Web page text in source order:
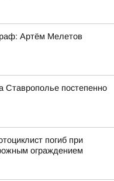
Артём Мелетов
Ставрополье постепенно
погиб при
ограждением